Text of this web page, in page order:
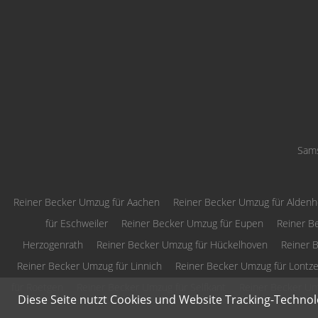
Reiner Becker Umzug für Aachen
Reiner Becker Umzug für
für Eschweiler
Reiner Becker Umzug für Eupen
Reiner
Herzogenrath
Reiner Becker Umzug für Hückelhoven
Reiner
Reiner Becker Umzug für Linnich
Reiner Becker Umzug für
Diese Seite nutzt Cookies und Website Tracking-